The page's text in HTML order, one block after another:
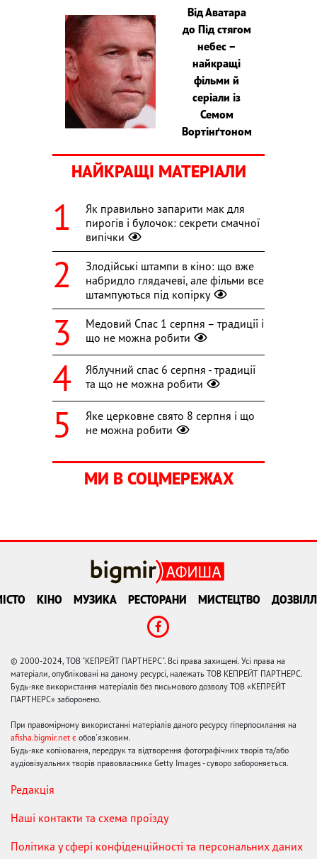
Від Аватара
до Під стягом
небес –
найкращі
фільми й
серіали із
Семом
Вортінґтоном
НАЙКРАЩІ МАТЕРІАЛИ
Як правильно запарити мак для
пирогів і булочок: секрети смачної
випічки
Злодійські штампи в кіно: що вже
набридло глядачеві, але фільми все
штампуються під копірку
Медовий Спас 1 серпня – традиції і
що не можна робити
Яблучний спас 6 серпня - традиції
та що не можна робити
Яке церковне свято 8 серпня і що
не можна робити
МИ В СОЦМЕРЕЖАХ
КІНО МУЗИКА РЕСТОРАНИ МИСТЕЦТВО
© 2000-2024, ТОВ "КЕПРЕЙТ ПАРТНЕРС". Всі права захищені. Усі права на
матеріали, опубліковані на даному ресурсі, належать ТОВ КЕПРЕЙТ ПАРТНЕРС.
Будь-яке використання матеріалів без письмового дозволу ТОВ «КЕПРЕЙТ
ПАРТНЕРС» заборонено.
При правомірному використанні матеріалів даного ресурсу гіперпосилання на
afisha.bigmir.net є обов'язковим.
Будь-яке копіювання, передрук та відтворення фотографічних творів та/або
аудіовізуальних творів правовласника Getty Images - суворо забороняється.
Редакція
Наші контакти та схема проїзду
Політика у сфері конфіденційності та персональних даних